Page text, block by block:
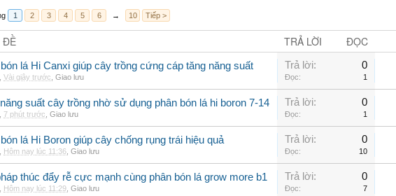
1 2 3 4 5 6 → 10 Tiếp >
ĐỀ TRẢ LỜI ĐỌC
bón lá Hi Canxi giúp cây trồng cứng cáp tăng năng suất
Vài giây trước Giao lưu
Trả lời: 0
Đọc: 1
suất cây trồng nhờ sử dụng phân bón lá hi boron 7-14
7 phút trước Giao lưu
Trả lời: 0
Đọc: 1
lá Hi Boron giúp cây chống rụng trái hiệu quả
Hôm nay lúc 11:36 Giao lưu
Trả lời: 0
Đọc: 10
thúc đẩy rễ cực mạnh cùng phân bón lá grow more b1
Hôm nay lúc 11:29 Giao lưu
Trả lời: 0
Đọc: 7